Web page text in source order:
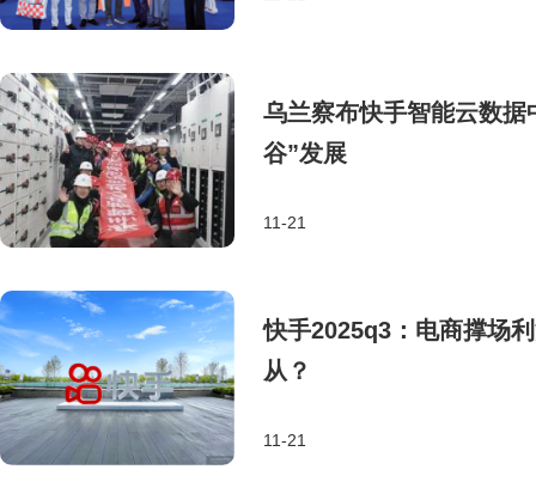
乌兰察布快手智能云数
谷”发展
11-21
快手2025q3：电商撑场
从？
11-21